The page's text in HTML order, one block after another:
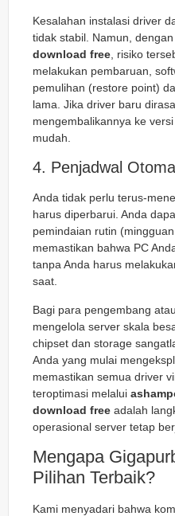
Kesalahan instalasi driver
tidak stabil. Namun, dengan
download free , risiko
melakukan pembaruan,
pemulihan (restore point)
lama. Jika driver baru
mengembalikannya ke
mudah.
4. Penjadwal
Anda tidak perlu terus-
harus diperbarui. Anda
pemindaian rutin
memastikan bahwa PC
tanpa Anda harus
saat.
Bagi para pengembang
mengelola server skala
chipset dan storage
Anda yang mulai
memastikan semua driver
teroptimasi melalui
download free adalah
operasional server tetap
Mengapa
Pilihan Terbaik?
Kami menyadari bahwa